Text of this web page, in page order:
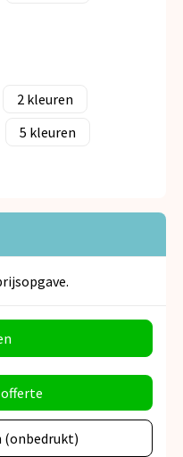
2
5
(onbedrukt)